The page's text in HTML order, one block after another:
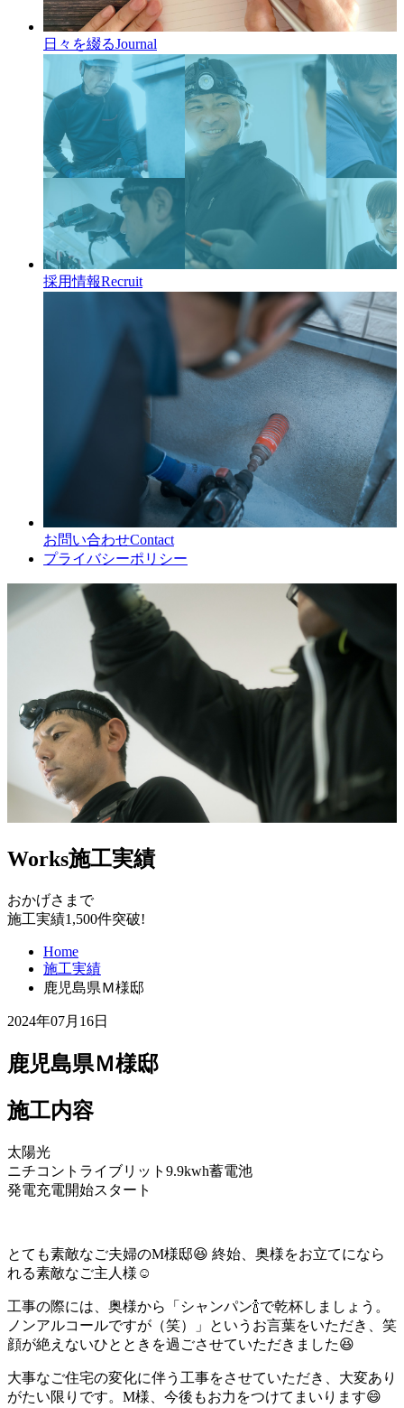
日々を綴るJournal
採用情報Recruit
お問い合わせContact
プライバシーポリシー
Works施工実績
おかげさまで
施工実績1,500件突破!
Home
施工実績
鹿児島県Ｍ様邸
2024年07月16日
鹿児島県Ｍ様邸
施工内容
太陽光
ニチコントライブリット9.9kwh蓄電池
発電充電開始スタート
とても素敵なご夫婦のM様邸😆 終始、奥様をお立てになら
れる素敵なご主人様☺️
工事の際には、奥様から「シャンパン🍾で乾杯しましょう。
ノンアルコールですが（笑）」というお言葉をいただき、笑
顔が絶えないひとときを過ごさせていただきました😆
大事なご住宅の変化に伴う工事をさせていただき、大変あり
がたい限りです。M様、今後もお力をつけてまいります😄